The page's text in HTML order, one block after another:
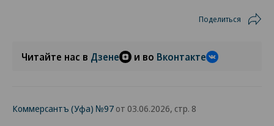
Поделиться
Читайте нас в Дзене и во Вконтакте
Коммерсантъ (Уфа) №97 от 03.06.2026, стр. 8